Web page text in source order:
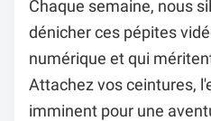
Chaque semaine, nous
dénicher ces pépites
numérique et qui
Attachez vos ceintures,
imminent pour une